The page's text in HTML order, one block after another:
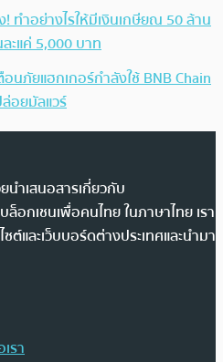
! ทำอย่างไรให้มีเงินเกษียณ 50 ล้าน
ะแค่ 5,000 บาท
นภัยแฮกเกอร์กำลังใช้ BNB Chain
อยมัลแวร์
นำเสนอสารเกี่ยวกับ
ล็อกเชนเพื่อคนไทย ในภาษาไทย เรา
และเว็บบอร์ดต่างประเทศและนำมา
รา